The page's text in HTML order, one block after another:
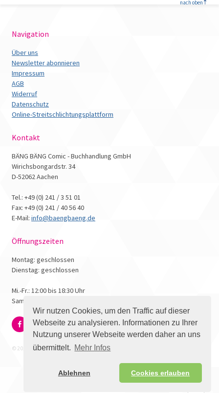
Wir nutzen Cookies, um den Traffic auf dieser
Webseite zu analysieren. Informationen zu Ihrer
Nutzung unserer Webseite werden daher an uns
übermittelt. Mehr Infos
Ablehnen Cookies erlauben
nach oben
Navigation
Über uns
Newsletter abonnieren
Impressum
AGB
Widerruf
Datenschutz
Online-Streitschlichtungsplattform
Kontakt
BÄNG BÄNG Comic - Buchhandlung GmbH
Wirichsbongardstr. 34
D-52062 Aachen
Tel.: +49 (0) 241 / 3 51 01
Fax: +49 (0) 241 / 40 56 40
E-Mail: info@baengbaeng.de
Öffnungszeiten
Montag: geschlossen
Dienstag: geschlossen
Mi.-Fr.: 12:00 bis 18:30 Uhr
Samstag: 10:00 bis 17:00 Uhr
© 2026 - Bäng Bäng Comicbuchhandlung